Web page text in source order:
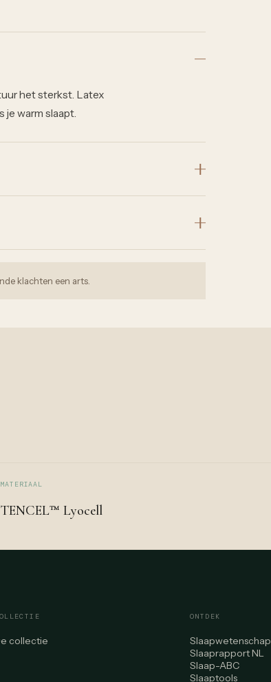
het sterkst. Latex
je warm slaapt.
klachten een arts.
MATERIAAL
TENCEL™ Lyocell
collectie
ONTDEK
Slaapwetenschap
Slaaprapport NL
Slaap-ABC
Slaaptools